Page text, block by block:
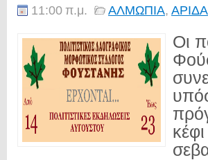
11:00 π.μ. ΑΛΜΩΠΙΑ,
Οι